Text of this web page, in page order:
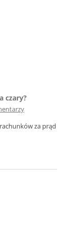
czary?
za prąd